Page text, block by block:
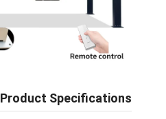
تور کارخانه
کنترل کیفیت
حالا حرف بزن
Product Specifications